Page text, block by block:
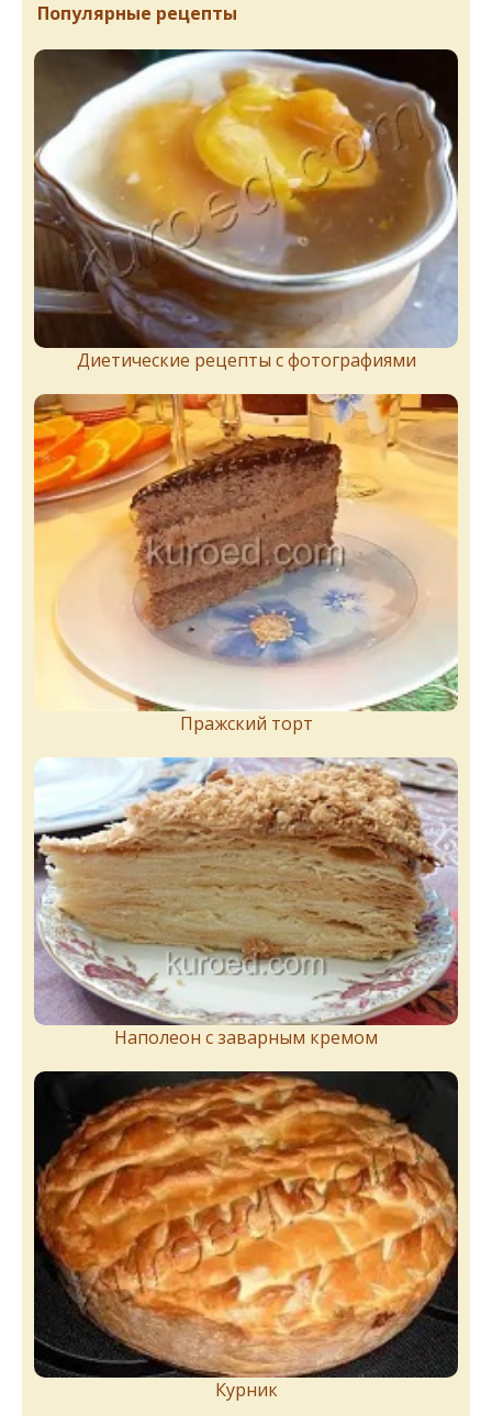
Популярные рецепты
Диетические рецепты с фотографиями
Пражский торт
Наполеон с заварным кремом
Курник